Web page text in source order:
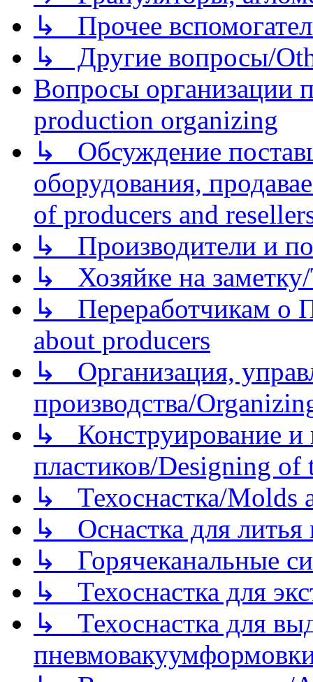
↳ Прочее
↳ Другие вопросы/
Вопросы организации
production organizing
↳ Обсуждение
оборудования,
of producers and
↳ Производители и
↳ Хозяйке на
↳ Переработчикам о
about producers
↳ Организация,
производства/
↳ Конструирование и
пластиков/Designing of
↳ Техоснастка/Molds
↳ Оснастка для литья
↳ Горячеканальные
↳ Техоснастка для
↳ Техоснастка для